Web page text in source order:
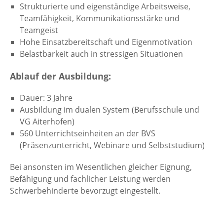
Strukturierte und eigenständige Arbeitsweise,
Teamfähigkeit, Kommunikationsstärke und
Teamgeist
Hohe Einsatzbereitschaft und Eigenmotivation
Belastbarkeit auch in stressigen Situationen
Ablauf der Ausbildung:
Dauer: 3 Jahre
Ausbildung im dualen System (Berufsschule und
VG Aiterhofen)
560 Unterrichtseinheiten an der BVS
(Präsenzunterricht, Webinare und Selbststudium)
Bei ansonsten im Wesentlichen gleicher Eignung,
Befähigung und fachlicher Leistung werden
Schwerbehinderte bevorzugt eingestellt.